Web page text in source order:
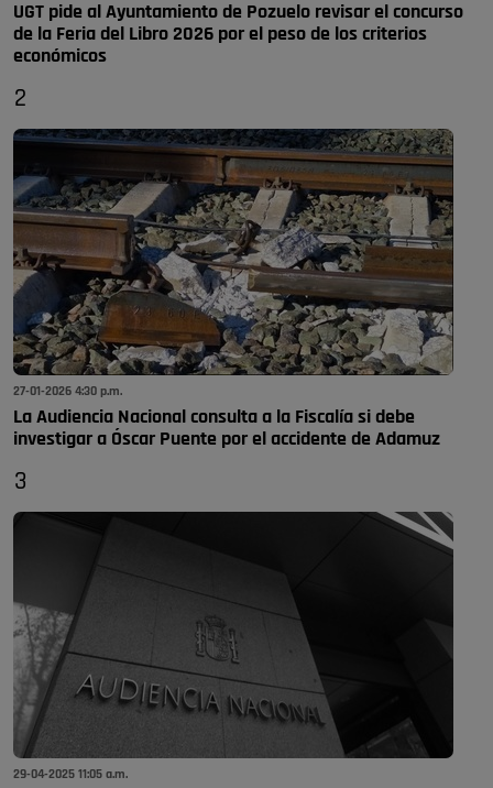
UGT pide al Ayuntamiento de Pozuelo revisar el concurso
de la Feria del Libro 2026 por el peso de los criterios
económicos
2
27-01-2026 4:30 p.m.
La Audiencia Nacional consulta a la Fiscalía si debe
investigar a Óscar Puente por el accidente de Adamuz
3
29-04-2025 11:05 a.m.